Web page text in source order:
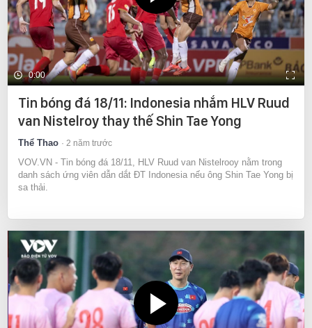
0:00
Tin bóng đá 18/11: Indonesia nhắm HLV Ruud
van Nistelroy thay thế Shin Tae Yong
Thể Thao 2 năm trước
VOV.VN - Tin bóng đá 18/11, HLV Ruud van Nistelrooy nằm trong
danh sách ứng viên dẫn dắt ĐT Indonesia nếu ông Shin Tae Yong bị
sa thải.